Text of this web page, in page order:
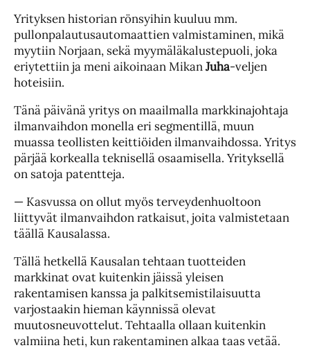
Yrityksen historian rönsyihin kuuluu mm.
pullonpalautusautomaattien valmistaminen, mikä
myytiin Norjaan, sekä myymäläkalustepuoli, joka
eriytettiin ja meni aikoinaan MikanJuha-veljen
hoteisiin.
Tänä päivänä yritys on maailmalla markkinajohtaja
ilmanvaihdon monella eri segmentillä, muun
muassa teollisten keittiöiden ilmanvaihdossa. Yritys
pärjää korkealla teknisellä osaamisella. Yrityksellä
on satoja patentteja.
— Kasvussa on ollut myös terveydenhuoltoon
liittyvät ilmanvaihdon ratkaisut, joita valmistetaan
täällä Kausalassa.
Tällä hetkellä Kausalan tehtaan tuotteiden
markkinat ovat kuitenkin jäissä yleisen
rakentamisen kanssa ja palkitsemistilaisuutta
varjostaakin hieman käynnissä olevat
muutosneuvottelut. Tehtaalla ollaan kuitenkin
valmiina heti, kun rakentaminen alkaa taas vetää.